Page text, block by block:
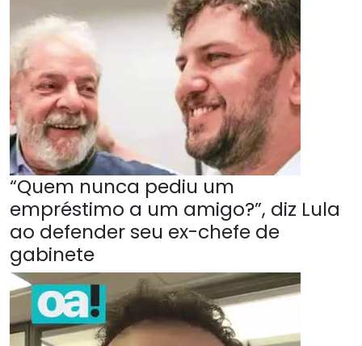
“Quem nunca pediu um
empréstimo a um amigo?”, diz Lula
ao defender seu ex-chefe de
gabinete